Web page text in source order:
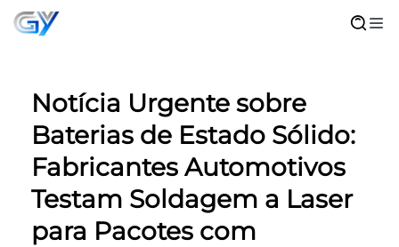
Notícia Urgente sobre
Baterias de Estado Sólido:
Fabricantes Automotivos
Testam Soldagem a Laser
para Pacotes com